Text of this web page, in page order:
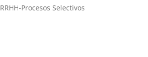
RRHH-Procesos Selectivos